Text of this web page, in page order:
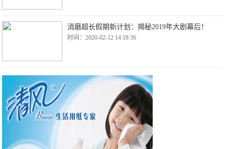
消磨超长假期新计划：揭秘2019年大剧幕后！
时间：2020-02-12 14:18:36